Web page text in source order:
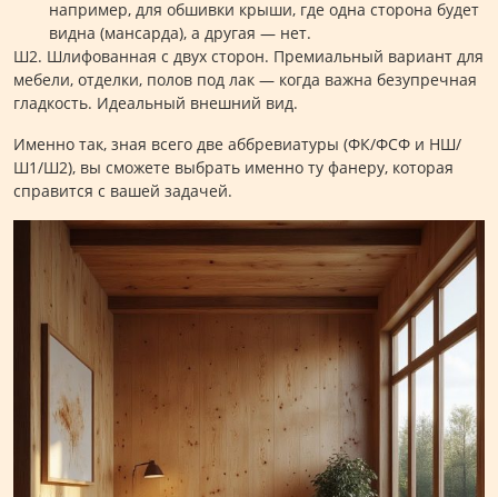
например, для обшивки крыши, где одна сторона будет
видна (мансарда), а другая — нет.
Ш2. Шлифованная с двух сторон. Премиальный вариант для
мебели, отделки, полов под лак — когда важна безупречная
гладкость. Идеальный внешний вид.
Именно так, зная всего две аббревиатуры (ФК/ФСФ и НШ/
Ш1/Ш2), вы сможете выбрать именно ту фанеру, которая
справится с вашей задачей.